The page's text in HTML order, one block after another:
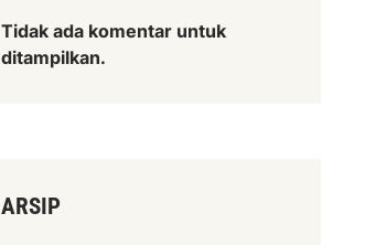
Tidak ada komentar untuk
ditampilkan.
ARSIP